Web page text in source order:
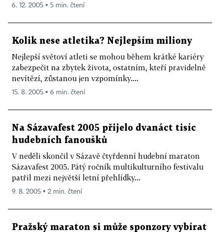
6. 12. 2005 ▪ 5 min. čtení
Kolik nese atletika? Nejlepším miliony
Nejlepší světoví atleti se mohou během krátké kariéry
zabezpečit na zbytek života, ostatním, kteří pravidelně
nevítězí, zůstanou jen vzpomínky....
15. 8. 2005 ▪ 6 min. čtení
Na Sázavafest 2005 přijelo dvanáct tisíc
hudebních fanoušků
V neděli skončil v Sázavě čtyřdenní hudební maraton
Sázavafest 2005. Pátý ročník multikulturního festivalu
patřil mezi největší letní přehlídky...
9. 8. 2005 ▪ 2 min. čtení
Pražský maraton si může sponzory vybírat